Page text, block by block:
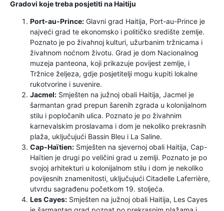
Gradovi koje treba posjetiti na Haitiju
Port-au-Prince: Glavni grad Haitija, Port-au-Prince je
najveći grad te ekonomsko i političko središte zemlje.
Poznato je po živahnoj kulturi, užurbanim tržnicama i
živahnom noćnom životu. Grad je dom Nacionalnog
muzeja panteona, koji prikazuje povijest zemlje, i
Tržnice željeza, gdje posjetitelji mogu kupiti lokalne
rukotvorine i suvenire.
Jacmel: Smješten na južnoj obali Haitija, Jacmel je
šarmantan grad prepun šarenih zgrada u kolonijalnom
stilu i popločanih ulica. Poznato je po živahnim
karnevalskim proslavama i dom je nekoliko prekrasnih
plaža, uključujući Bassin Bleu i La Saline.
Cap-Haïtien: Smješten na sjevernoj obali Haitija, Cap-
Haïtien je drugi po veličini grad u zemlji. Poznato je po
svojoj arhitekturi u kolonijalnom stilu i dom je nekoliko
povijesnih znamenitosti, uključujući Citadelle Laferrière,
utvrdu sagrađenu početkom 19. stoljeća.
Les Cayes: Smješten na južnoj obali Haitija, Les Cayes